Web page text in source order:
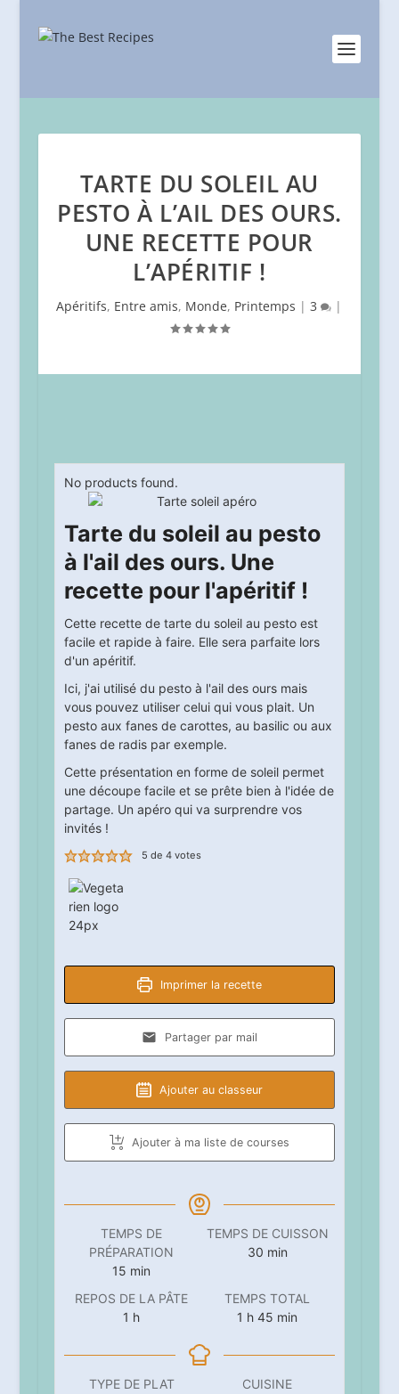
TARTE DU SOLEIL AU
PESTO À L’AIL DES OURS.
UNE RECETTE POUR
L’APÉRITIF !
Apéritifs, Entre amis, Monde, Printemps |3 |
No products found.
Tarte du soleil au pesto
à l'ail des ours. Une
recette pour l'apéritif !
Cette recette de tarte du soleil au pesto est
facile et rapide à faire. Elle sera parfaite lors
d'un apéritif.
Ici, j'ai utilisé du pesto à l'ail des ours mais
vous pouvez utiliser celui qui vous plait. Un
pesto aux fanes de carottes, au basilic ou aux
fanes de radis par exemple.
Cette présentation en forme de soleil permet
une découpe facile et se prête bien à l'idée de
partage. Un apéro qui va surprendre vos
invités !
5 de 4votes
Imprimer la recette
Partager par mail
Ajouter au classeur
Ajouter à ma liste de courses
TEMPS DE
PRÉPARATION
15 minutes
min
TEMPS DE CUISSON
30minutes
min
REPOS DE LA PÂTE
1 heure
h
TEMPS TOTAL
1 heure
h 45 minutes
min
TYPE DE PLAT
CUISINE